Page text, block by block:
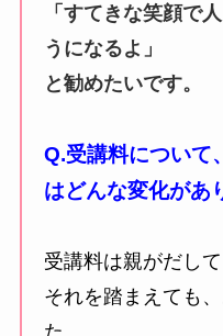
「すてきな笑顔で
うになるよ」
と勧めたいです。
Q.受講料について
はどんな変化があ
受講料は親がだして
それを踏まえても
た。